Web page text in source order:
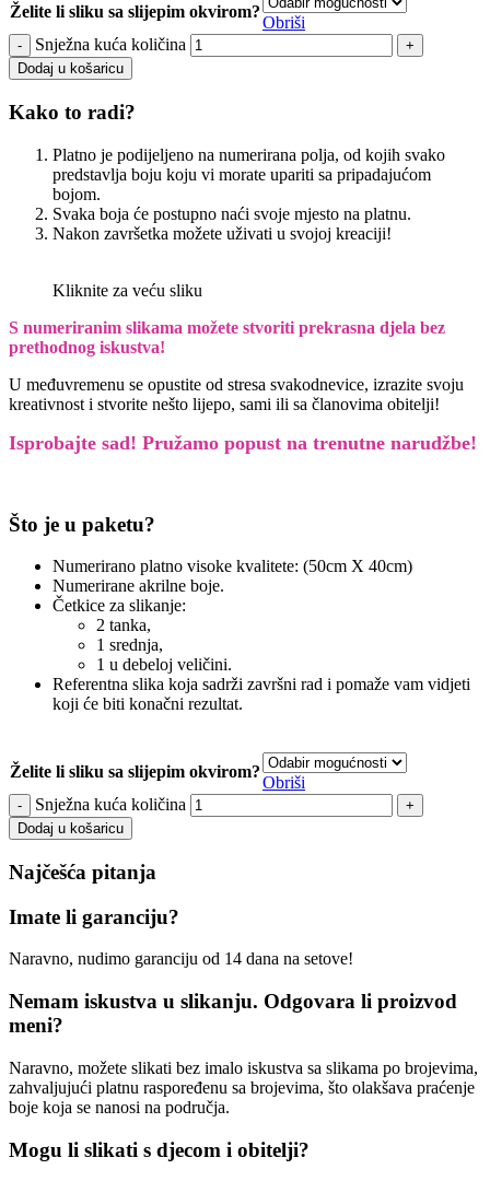
Želite li sliku sa slijepim okvirom?
Obriši
Snježna kuća količina
Dodaj u košaricu
Kako to radi?
Platno je podijeljeno na numerirana polja, od kojih svako
predstavlja boju koju vi morate upariti sa pripadajućom
bojom.
Svaka boja će postupno naći svoje mjesto na platnu.
Nakon završetka možete uživati u svojoj kreaciji!
Kliknite za veću sliku
S numeriranim slikama možete stvoriti prekrasna djela bez
prethodnog iskustva!
U međuvremenu se opustite od stresa svakodnevice, izrazite svoju
kreativnost i stvorite nešto lijepo, sami ili sa članovima obitelji!
Isprobajte sad! Pružamo popust na trenutne narudžbe!
Što je u paketu?
Numerirano platno visoke kvalitete: (50cm X 40cm)
Numerirane akrilne boje.
Četkice za slikanje:
2 tanka,
1 srednja,
1 u debeloj veličini.
Referentna slika koja sadrži završni rad i pomaže vam vidjeti
koji će biti konačni rezultat.
Želite li sliku sa slijepim okvirom?
Obriši
Snježna kuća količina
Dodaj u košaricu
Najčešća pitanja
Imate li garanciju?
Naravno, nudimo garanciju od 14 dana na setove!
Nemam iskustva u slikanju. Odgovara li proizvod
meni?
Naravno, možete slikati bez imalo iskustva sa slikama po brojevima,
zahvaljujući platnu raspoređenu sa brojevima, što olakšava praćenje
boje koja se nanosi na područja.
Mogu li slikati s djecom i obitelji?